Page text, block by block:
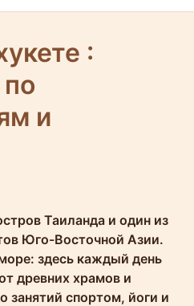
:
и
Таиланда и один из
Юго-Восточной Азии.
здесь каждый день
древних храмов и
занятий спортом, йоги и